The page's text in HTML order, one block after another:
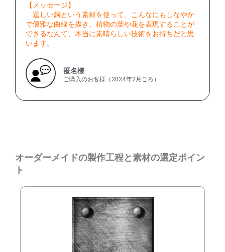
【メッセージ】
逞しい鋼という素材を使って、こんなにもしなやか
で優雅な曲線を描き、植物の葉や花を表現することが
できるなんて、本当に素晴らしい技術をお持ちだと思
います。
匿名様
ご購入のお客様（2024年2月ごろ）
オーダーメイドの製作工程と素材の選定ポイン
ト